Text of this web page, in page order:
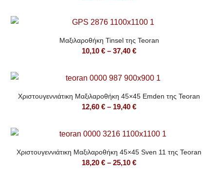
13,70 €
20,50 €
Μαξιλαροθήκη Tinsel της Teoran
10,10 € – 37,40 €Price
10,10 €
37,40 €
Χριστουγεννιάτικη Μαξιλαροθήκη 45×45 Emden της Teoran
12,60 € – 19,40 €Price
12,60 €
19,40 €
Χριστουγεννιάτικη Μαξιλαροθήκη 45×45 Sven 11 της Teoran
18,20 € – 25,10 €Price